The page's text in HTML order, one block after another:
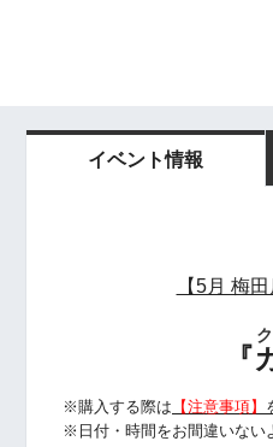
イベント情報
【5月 梅
※購入する際は 【注意事項】
※日付・時間をお間違いない